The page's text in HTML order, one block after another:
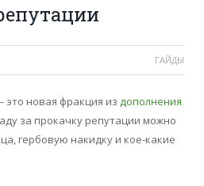
ГАЙДЫ
новая фракция из дополнения
за прокачку репутации можно
гербовую накидку и кое-какие